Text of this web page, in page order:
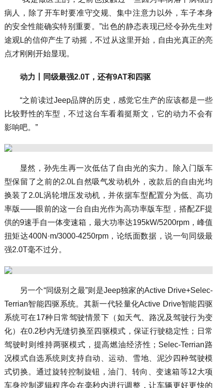
病人，除了开车时要准守交规、集中注意力以外，车子本身
的安全性能确实特别重要。”出色的静态表现已经令孙先生对
途观L的信仰产生了动摇，不过从这里开始，自由光真正的亮
点才刚刚开始显现。
动力丨同级最强2.0T，还有9AT和四驱
“之前读过Jeep品牌的历史，感觉它生产的应该都是一些
比较野性的车型，不过这台车看着挺斯文，它的动力不会有
影响吧。”
显然，孙先生再一次低估了自由光的实力。除入门版车
型保留了之前的2.0L自然吸气发动机外，改款后的自由光均
换装了2.0L涡轮增压发动机，并依据车型配置分为低、高功
率版——眼前的这一台自由光作为高功率版车型，搭配ZF提
供的9速手自一体变速箱，最大功率达195kW/5200rpm，峰值
扭矩达400N·m/3000-4250rpm，论纸面数据，说一句同级最
强2.0T毫不过分。
另一个“同级别之最”则是Jeep独家的Active Drive+Selec-
Terrian智能四驱系统。其新一代轻量化Active Drive智能四驱
系统可在17种日常驾驶情景下（如天气、路况及驾驶行为变
化）在0.2秒内无缝切换至四驱模式，保证行驶稳定性；日常
驾驶时则维持两驱模式，提高燃油经济性；Selec-Terrian路
况模式自选系统则支持自动、运动、雪地、泥沙四种驾驶模
式切换。通过旋转控制旋钮，油门、转向、变速箱等12大项
车身控制逻辑程序会在毫秒内进行调整，让车辆更好更快的